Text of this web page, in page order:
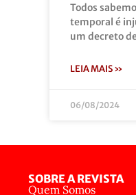
Todos
temporal é
um decreto
LEIA MAIS »
06/08/2024
SOBRE A REVISTA
Quem Somos